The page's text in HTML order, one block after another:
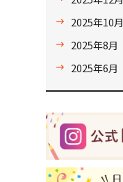
2025年10月
2025年8月
2025年6月